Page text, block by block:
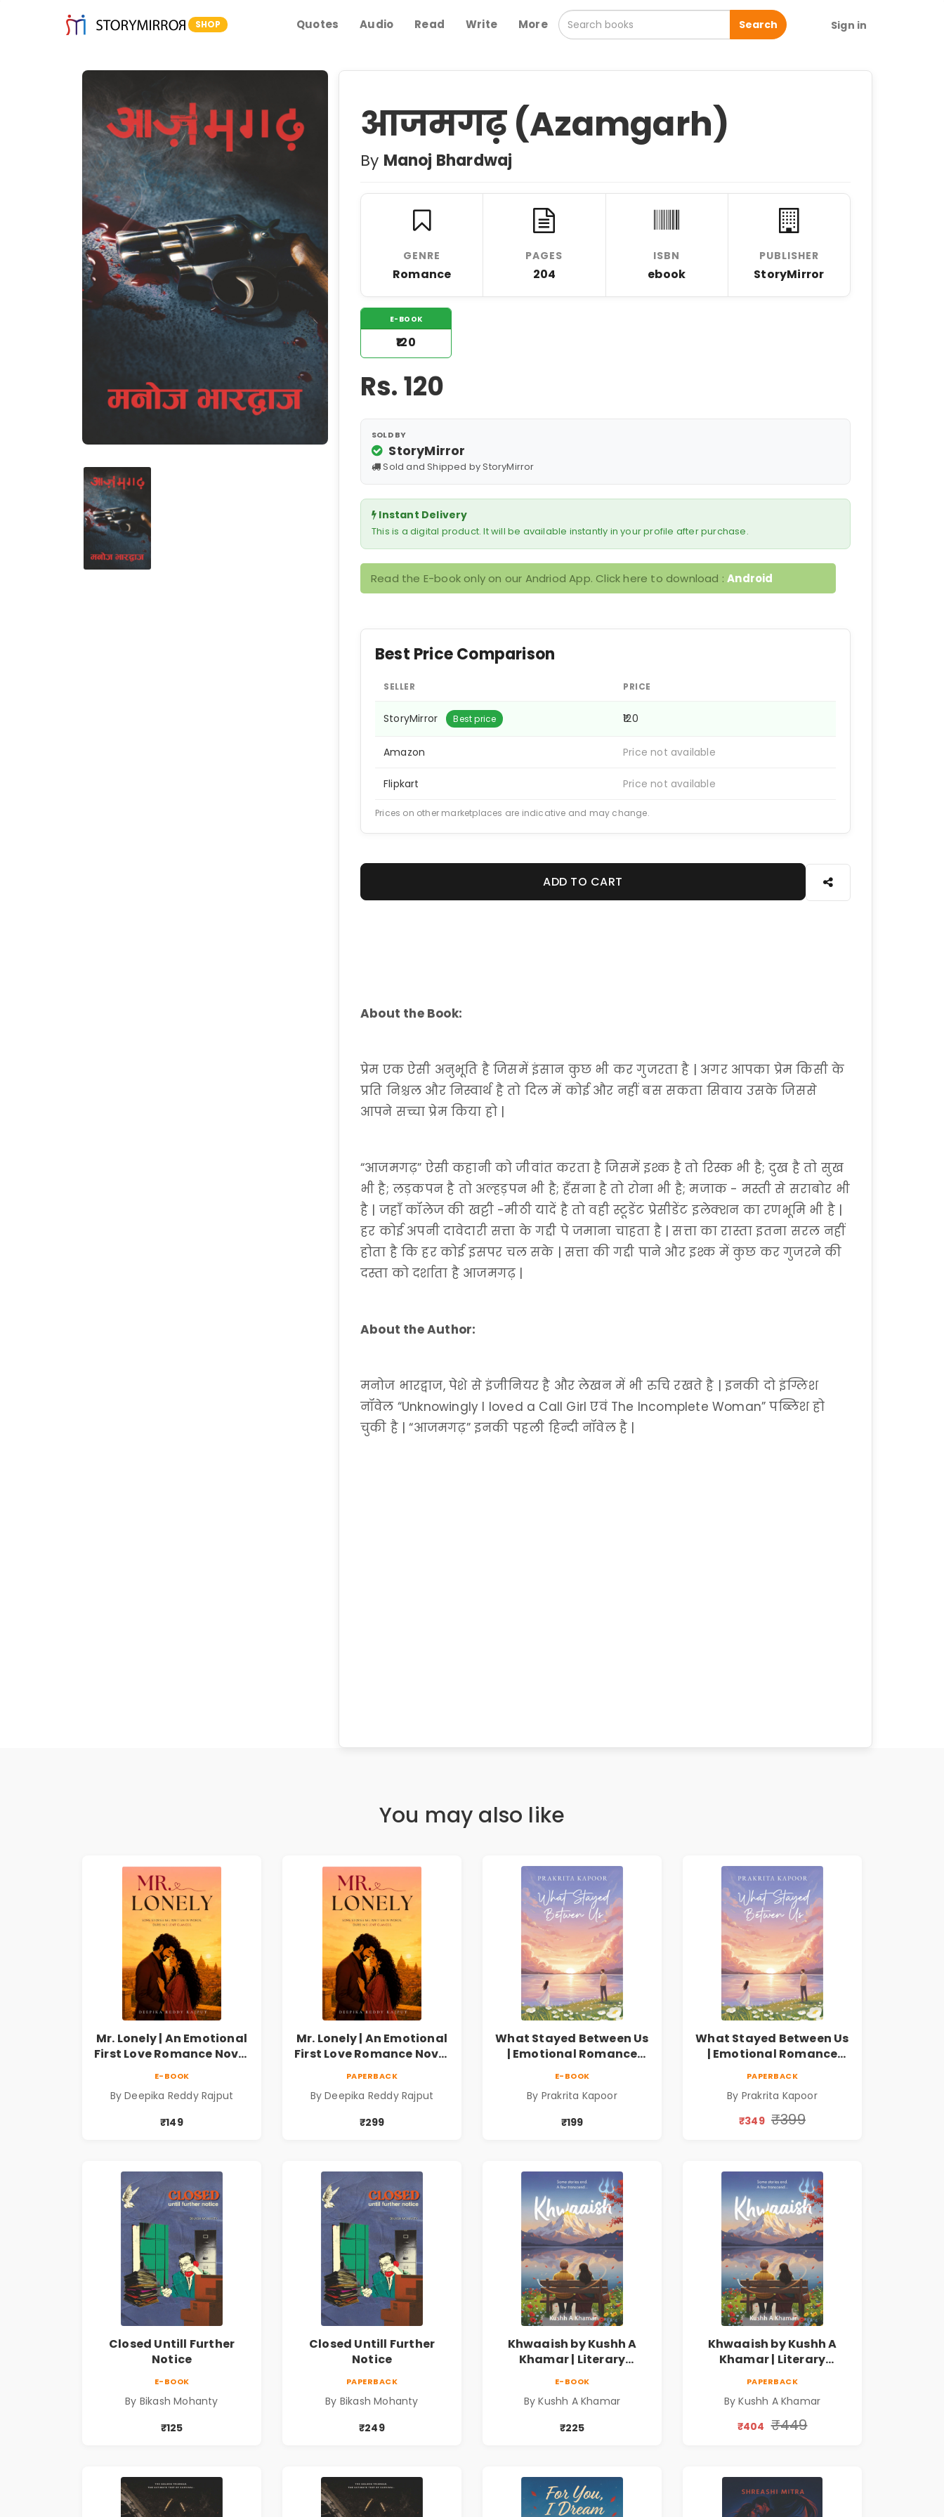
SHOP Quotes Audio Read Write More Search Sign in
आजमगढ़ (Azamgarh)
By Manoj Bhardwaj
GENRE
Romance
PAGES
204
ISBN
ebook
PUBLISHER
StoryMirror
E-BOOK
₹120
Rs.120
SOLD BY
StoryMirror
Sold and Shipped by StoryMirror
Instant Delivery
This is a digital product. It will be available instantly in your profile after purchase.
Read the E-book only on our Andriod App. Click here to download :Android
Best Price Comparison
SELLER PRICE
StoryMirror Best price ₹120
Amazon Price not available
Flipkart Price not available
Prices on other marketplaces are indicative and may change.
ADD TO CART
About the Book:
प्रेम एक ऐसी अनुभूति है जिसमें इंसान कुछ भी कर गुजरता है | अगर आपका प्रेम किसी के
प्रति निश्चल और निस्वार्थ है तो दिल में कोई और नहीं बस सकता सिवाय उसके जिससे
आपने सच्चा प्रेम किया हो |
“आजमगढ़” ऐसी कहानी को जीवांत करता है जिसमें इश्क है तो रिस्क भी है; दुख है तो सुख
भी है; लड़कपन है तो अल्हड़पन भी है; हँसना है तो रोना भी है; मजाक - मस्ती से सराबोर भी
है | जहाँ कॉलेज की खट्टी -मीठी यादें है तो वही स्टूडेंट प्रेसीडेंट इलेक्शन का रणभूमि भी है |
हर कोई अपनी दावेदारी सत्ता के गद्दी पे जमाना चाहता है | सत्ता का रास्ता इतना सरल नहीं
होता है कि हर कोई इसपर चल सके | सत्ता की गद्दी पाने और इश्क में कुछ कर गुजरने की
दस्ता को दर्शाता है आजमगढ़ |
About the Author:
मनोज भारद्वाज, पेशे से इंजीनियर है और लेखन में भी रुचि रखते है | इनकी दो इंग्लिश
नॉवेल “Unknowingly I loved a Call Girl एवं The Incomplete Woman” पब्लिश हो
चुकी है | “आजमगढ़” इनकी पहली हिन्दी नॉवेल है |
You may also like
Mr. Lonely | An Emotional
First Love Romance Novel
E-BOOK
By Deepika Reddy Rajput
₹149
Mr. Lonely | An Emotional
First Love Romance Novel
PAPERBACK
By Deepika Reddy Rajput
₹299
What Stayed Between Us
| Emotional Romance
E-BOOK
By Prakrita Kapoor
₹199
What Stayed Between Us
| Emotional Romance
PAPERBACK
By Prakrita Kapoor
₹349 ₹399
Closed Untill Further
Notice
E-BOOK
By Bikash Mohanty
₹125
Closed Untill Further
Notice
PAPERBACK
By Bikash Mohanty
₹249
Khwaaish by Kushh A
Khamar | Literary
E-BOOK
By Kushh A Khamar
₹225
Khwaaish by Kushh A
Khamar | Literary
Special 10% Discount
PAPERBACK
By Kushh A Khamar
₹404 ₹449